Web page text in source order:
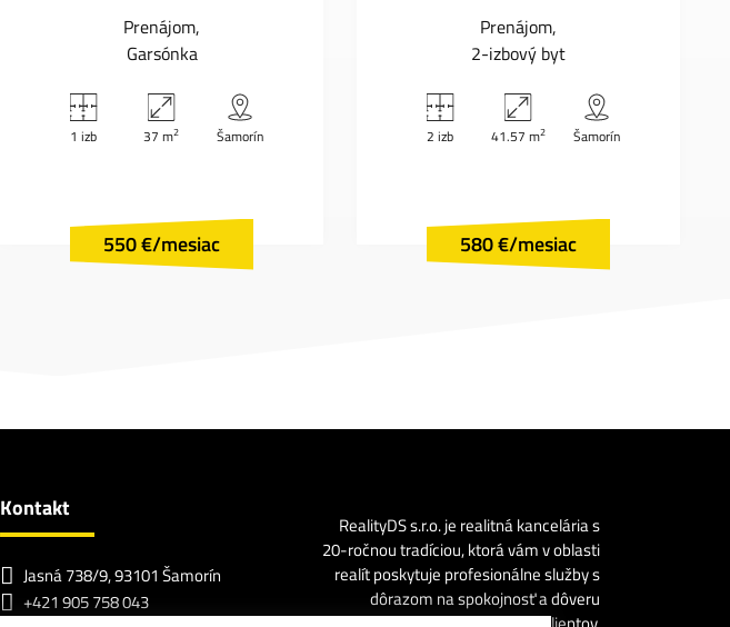
Prenájom
Garsónka
1 izb 37 m2 Šamorín
550 €/mesiac
Prenájom
2-izbový byt
2 izb 41.57 m2 Šamorín
580 €/mesiac
Kontakt
Jasná 738/9, 93101 Šamorín
+421 905 758 043
RealityDS s.r.o. je realitná kancelária s
20-ročnou tradíciou, ktorá vám v oblasti
realít poskytuje profesionálne služby s
dôrazom na spokojnosť a dôveru